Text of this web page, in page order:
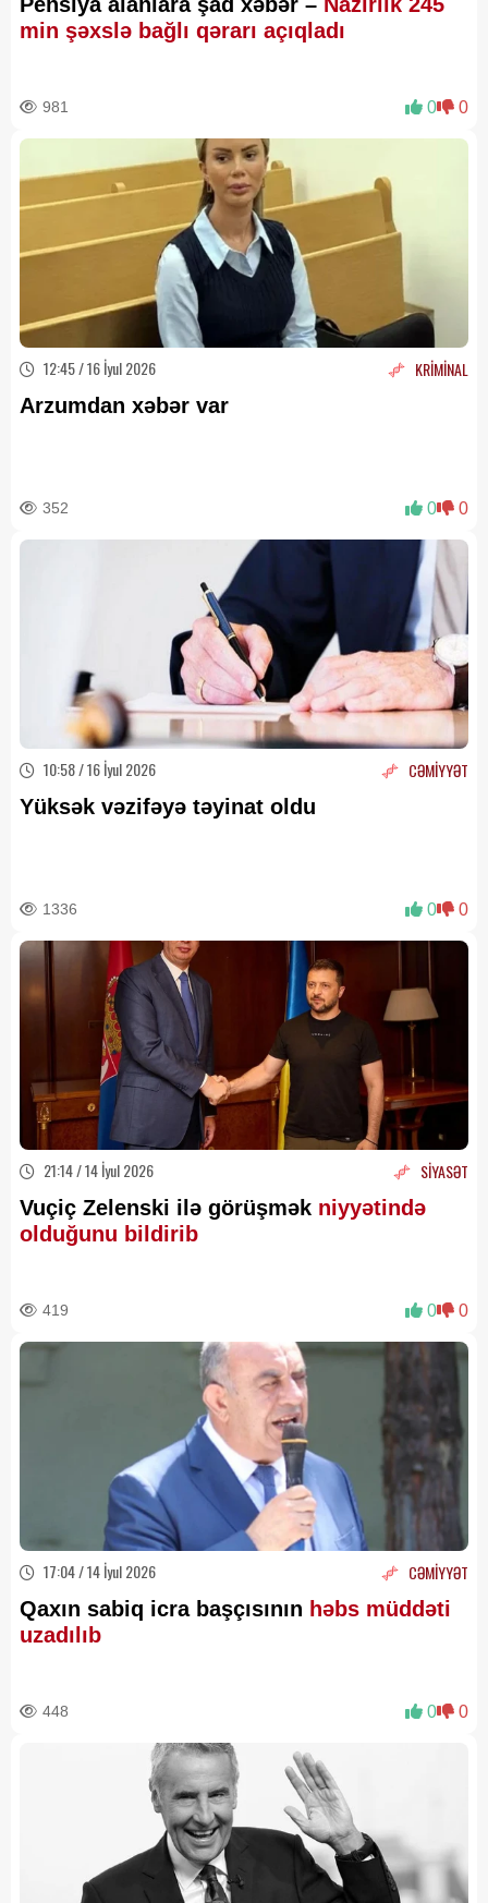
min şəxslə bağlı qərarı açıqladı
981 0 0
12:45 / 16 İyul 2026 KRİMİNAL
Arzumdan xəbər var
352 0 0
10:58 / 16 İyul 2026 CƏMİYYƏT
Yüksək vəzifəyə təyinat oldu
1336 0 0
21:14 / 14 İyul 2026 SİYASƏT
Vuçiç Zelenski ilə görüşmək niyyətində
olduğunu bildirib
419 0 0
17:04 / 14 İyul 2026 CƏMİYYƏT
Qaxın sabiq icra başçısının həbs müddəti
uzadılıb
448 0 0